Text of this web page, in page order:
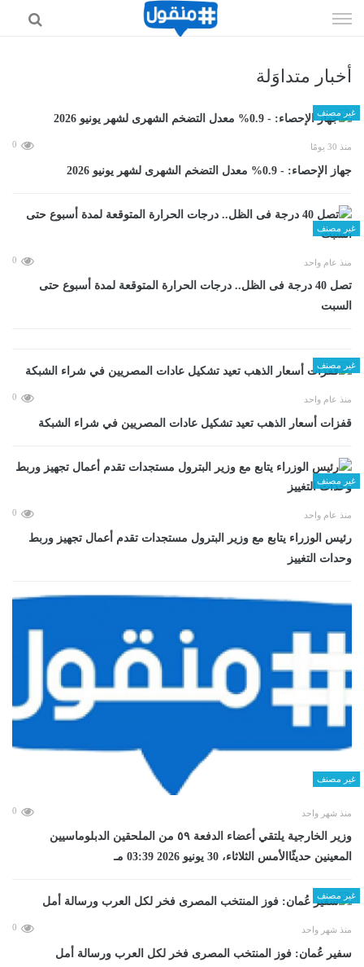
الى
أخبار متداوَلة
غير مصنف
منذ 30 يومًا 0
جهاز الإحصاء: - 0.9% معدل التضخم الشهرى لشهر يونيو 2026
غير مصنف
منذ عام واحد 0
تصل 40 درجة فى الظل.. درجات الحرارة المتوقعة لمدة أسبوع حتى
السبت
غير مصنف
منذ عام واحد 0
قفزات أسعار الذهب تعيد تشكيل عادات المصريين في شراء الشبكة
غير مصنف
منذ عام واحد 0
رئيس الوزراء يتابع مع وزير البترول مستجدات تقدم أعمال تجهيز وربط
وحدات التغييز
غير مصنف
منذ شهر واحد 0
وزير الخارجية يلتقي أعضاء الدفعة ٥٩ من الملحقين الدبلوماسيين
المعينين حديثًاالأمس الثلاثاء، 30 يونيو 2026 03:39 مـ
غير مصنف
منذ شهر واحد 0
سفير عُمان: فوز المنتخب المصرى فخر لكل العرب ورسالة أمل